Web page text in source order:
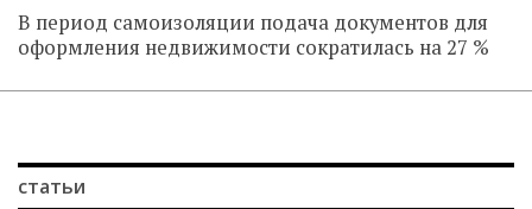
В период самоизоляции подача документов для
оформления недвижимости сократилась на 27 %
статьи